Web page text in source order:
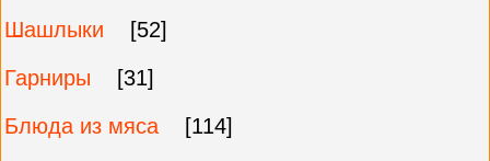
Шашлыки
[52]
Гарниры
[31]
Блюда из мяса
[114]